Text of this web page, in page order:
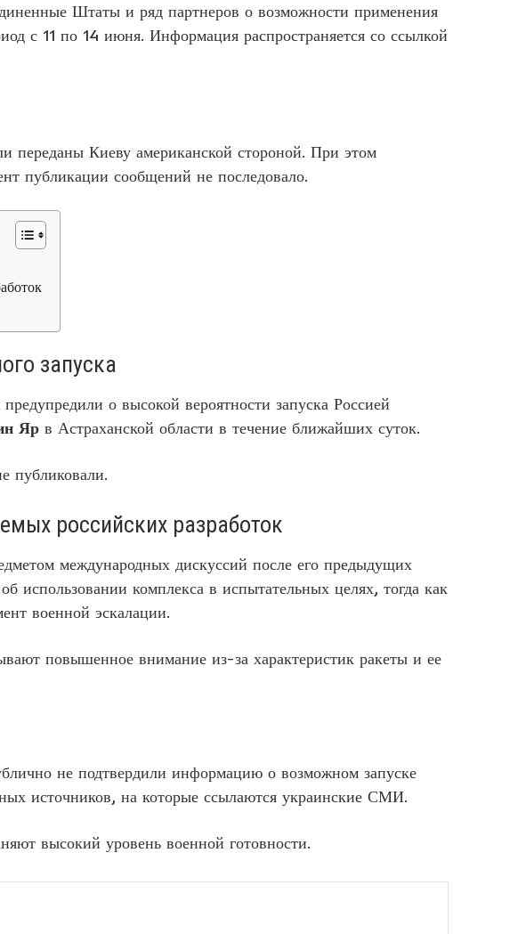
Штаты и ряд партнеров о возможности применения
с 11 по 14 июня. Информация распространяется со ссылкой
переданы Киеву американской стороной. При этом
публикации сообщений не последовало.
запуска
о высокой вероятности запуска Россией
Яр в Астраханской области в течение ближайших суток.
публиковали.
российских разработок
международных дискуссий после его предыдущих
использовании комплекса в испытательных целях, тогда как
военной эскалации.
повышенное внимание из-за характеристик ракеты и ее
не подтвердили информацию о возможном запуске
источников, на которые ссылаются украинские СМИ.
высокий уровень военной готовности.